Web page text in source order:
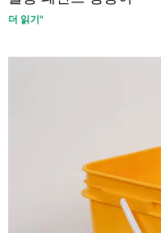
더 읽기"